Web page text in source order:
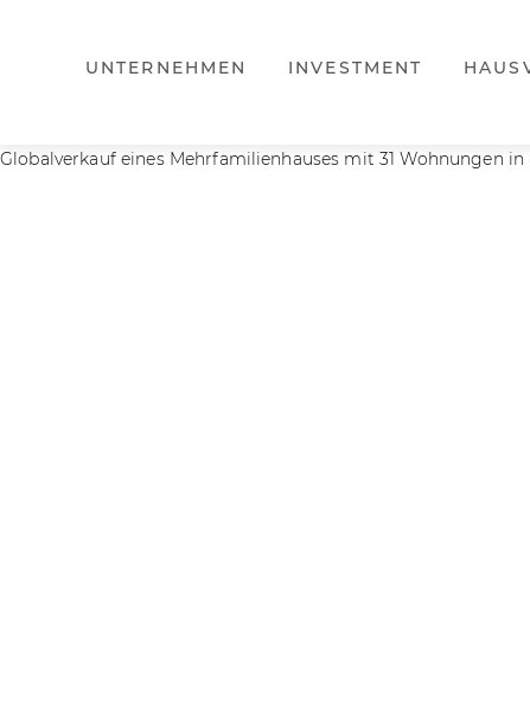
UNTERNEHMEN INVESTMENT
Globalverkauf eines Mehrfamilienhauses mit 31 Wohnungen